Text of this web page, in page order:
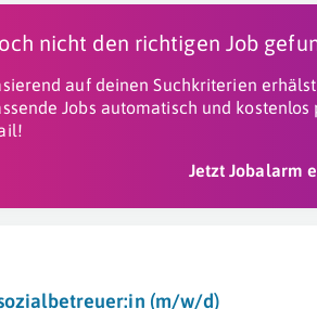
nicht den richtigen Job
auf deinen Suchkriterien
Jobs automatisch und kostenlos
Jetzt Jobalarm
(m/w/d)